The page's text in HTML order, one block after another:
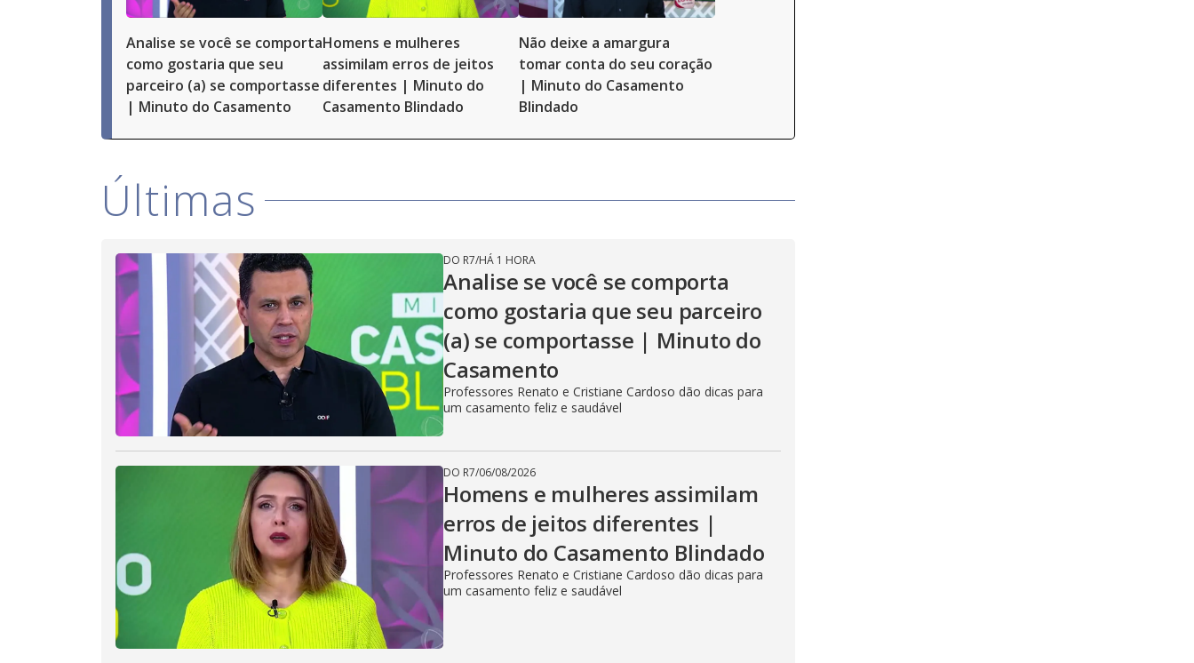
Analise se você se comporta
como gostaria que seu
parceiro (a) se comportasse
| Minuto do Casamento
Homens e mulheres
assimilam erros de jeitos
diferentes | Minuto do
Casamento Blindado
Não deixe a amargura
tomar conta do seu coração
| Minuto do Casamento
Blindado
Últimas
DO R7/HÁ 1 HORA
Analise se você se comporta
como gostaria que seu parceiro
(a) se comportasse | Minuto do
Casamento
Professores Renato e Cristiane Cardoso dão dicas para
um casamento feliz e saudável
DO R7/06/08/2026
Homens e mulheres assimilam
erros de jeitos diferentes |
Minuto do Casamento Blindado
Professores Renato e Cristiane Cardoso dão dicas para
um casamento feliz e saudável